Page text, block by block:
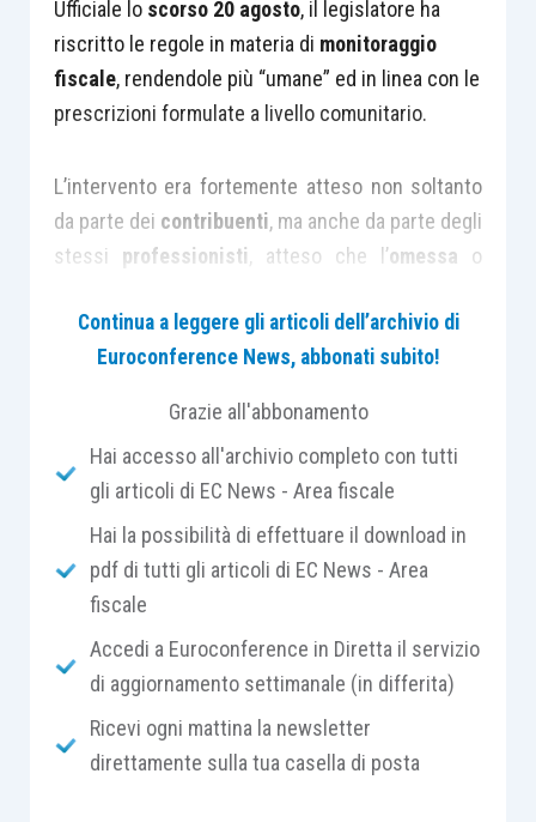
Ufficiale lo scorso 20 agosto, il legislatore ha
riscritto le regole in materia di monitoraggio
fiscale, rendendole più “umane” ed in linea con le
prescrizioni formulate a livello comunitario.
L’intervento era fortemente atteso non soltanto
da parte dei contribuenti, ma anche da parte degli
stessi professionisti, atteso che l’omessa o
rappresenta(va) una delle fattispecie più
“dolorose” a livellosanzionatorioe passibile di
L’ errore , anche se inbuona fede , compiuto
nell’indicazione in dichiarazione delle
detenute all’esterocostava insommamolto caro
e soprattutto era difficilmente sanabile
considerata la posizione estremamente rigida
assunta dall’Amministrazione finanziaria sul
punto.
Con le modifiche apportate agliartt. 1, 2, 4, 5 e 6
il quadro si rasserena, come si
Continua a leggere gli articoli dell’archivio di
Euroconference News, abbonati subito!
Grazie all'abbonamento
Hai accesso all'archivio completo con tutti
gli articoli di EC News - Area fiscale
Hai la possibilità di effettuare il download in
pdf di tutti gli articoli di EC News - Area
fiscale
Accedi a Euroconference in Diretta il servizio
di aggiornamento settimanale (in differita)
Ricevi ogni mattina la newsletter
direttamente sulla tua casella di posta